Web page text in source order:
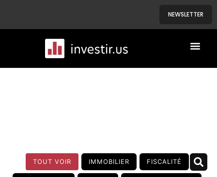
NEWSLETTER
TOUT VOIR IMMOBILIER FISCALITÉ